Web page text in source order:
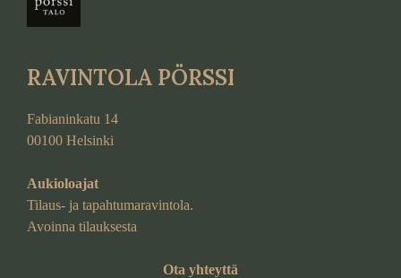
RAVINTOLA PÖRSSI
Fabianinkatu 14
00100 Helsinki
Aukioloajat
Tilaus- ja tapahtumaravintola.
Avoinna tilauksesta
Ota yhteyttä